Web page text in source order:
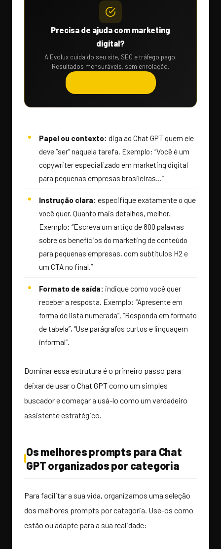
Precisa de ajuda com marketing
digital?
A Evolux cuida do seu site, SEO e tráfego pago.
Resultados mensuráveis, sem enrolação.
Papel ou contexto: diga ao Chat GPT quem ele
deve “ser” naquela tarefa. Exemplo: “Você é um
copywriter especializado em marketing digital
para pequenas empresas brasileiras…”
Instrução clara: especifique exatamente o que
você quer. Quanto mais detalhes, melhor.
Exemplo: “Escreva um artigo de 800 palavras
sobre os benefícios do marketing de conteúdo
para pequenas empresas, com subtítulos H2 e
um CTA no final.”
Formato de saída: indique como você quer
receber a resposta. Exemplo: “Apresente em
forma de lista numerada”, “Responda em formato
de tabela”, “Use parágrafos curtos e linguagem
informal”.
Dominar essa estrutura é o primeiro passo para
deixar de usar o Chat GPT como um simples
buscador e começar a usá-lo como um verdadeiro
assistente estratégico.
Os melhores prompts para Chat
GPT organizados por categoria
Para facilitar a sua vida, organizamos uma seleção
dos melhores prompts por categoria. Use-os como
estão ou adapte para a sua realidade: